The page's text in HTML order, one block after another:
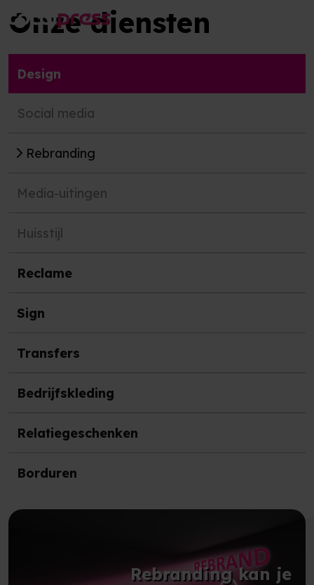
Onzediensten
Design
Social media
Rebranding
Media-uitingen
Huisstijl
Reclame
Sign
Transfers
Bedrijfskleding
Relatiegeschenken
Borduren
Rebranding kan je